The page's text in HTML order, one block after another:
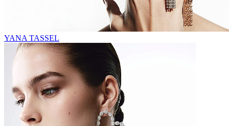
YANA TASSEL